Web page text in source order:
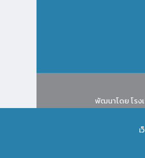
พัฒนาโดย โร